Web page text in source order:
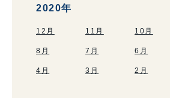
2020年
12月 11月 10月
8月 7月 6月
4月 3月 2月